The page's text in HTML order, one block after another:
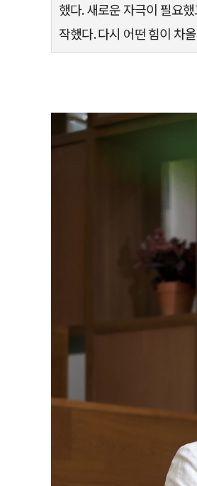
했다. 새로운 자극이 필요
작했다. 다시 어떤 힘이 차